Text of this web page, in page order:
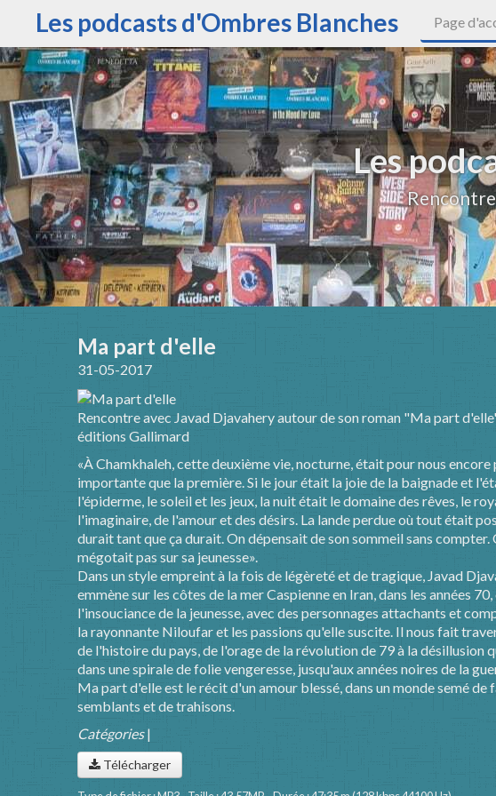
Les podcasts d'Ombres Blanches Page
Les
Ma part d'elle
31-05-2017
Rencontre avec Javad Djavahery autour de son roman "Ma part
éditions Gallimard
«À Chamkhaleh, cette deuxième vie, nocturne, était pour nous encore
importante que la première. Si le jour était la joie de la baignade et
l'épiderme, le soleil et les jeux, la nuit était le domaine des rêves, le
l'imaginaire, de l'amour et des désirs. La lande perdue où tout était
durait tant que ça durait. On dépensait de son sommeil sans compter.
mégotait pas sur sa jeunesse».
Dans un style empreint à la fois de légèreté et de tragique, Javad
emmène sur les côtes de la mer Caspienne en Iran, dans les années
l'insouciance de la jeunesse, avec des personnages attachants et
la rayonnante Niloufar et les passions qu'elle suscite. Il nous fait
de l'histoire du pays, de l'orage de la révolution de 79 à la désillusion
dans une spirale de folie vengeresse, jusqu'aux années noires de la
Ma part d'elle est le récit d'un amour blessé, dans un monde semé de
semblants et de trahisons.
Catégories|
Télécharger